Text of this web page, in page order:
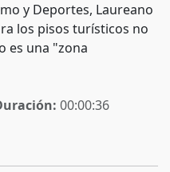
y Deportes, Laureano
los pisos turísticos no
es una "zona
00:00:36